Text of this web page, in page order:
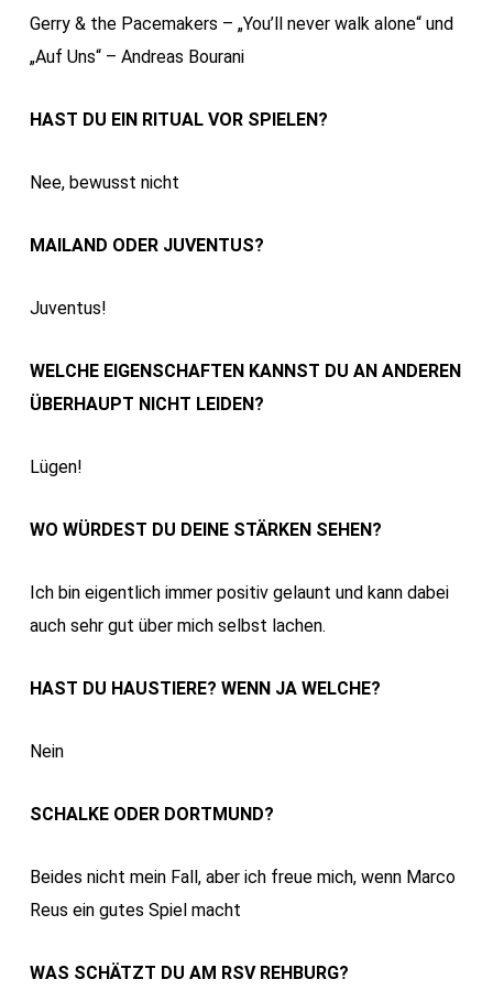
Gerry & the Pacemakers – „You’ll never walk alone“ und
„Auf Uns“ – Andreas Bourani
HAST DU EIN RITUAL VOR SPIELEN?
Nee, bewusst nicht
MAILAND ODER JUVENTUS?
Juventus!
WELCHE EIGENSCHAFTEN KANNST DU AN ANDEREN
ÜBERHAUPT NICHT LEIDEN?
Lügen!
WO WÜRDEST DU DEINE STÄRKEN SEHEN?
Ich bin eigentlich immer positiv gelaunt und kann dabei
auch sehr gut über mich selbst lachen.
HAST DU HAUSTIERE? WENN JA WELCHE?
Nein
SCHALKE ODER DORTMUND?
Beides nicht mein Fall, aber ich freue mich, wenn Marco
Reus ein gutes Spiel macht
WAS SCHÄTZT DU AM RSV REHBURG?